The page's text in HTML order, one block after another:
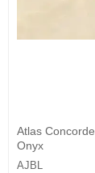
Atlas Concorde
Onyx
AJBL